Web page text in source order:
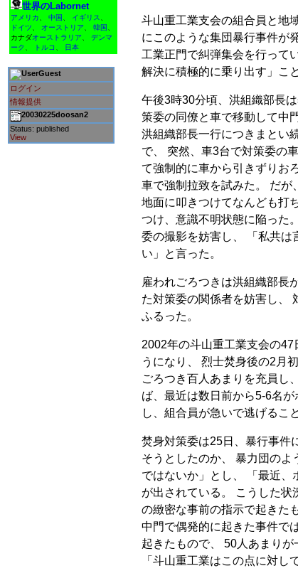
世界のLabornet
アメリカ 中国 イギリス
ドイツ
オーストリア 韓国
カナダオーストラリア
デンマ
ーク
トルコ 日本
Guest
ログイン
情報提供
20030225doosan2
Status: published
View
斗山重工業支会の組合員と地
にこのような集団暴行事件が
工業正門で糾弾集会を行って
解決に積極的に乗り出す」こ
午後3時30分頃、洪組織部長
策委の同僚と車で移動して中
洪組織部長一行につきまとい
で、 突然、車3台で対策委の
て強制的に車から引きずりお
車で強制拉致を試みた。 だ
地面に叩きつけてなんども打
つけ、意識不明状態に陥った
委の撮影を妨害し、 「私共は
い」と言った。
雇われごろつきは洪組織部長
た対策委の関係者を妨害し、
ふるった。
2002年の斗山重工業支会の
うになり、 烈士焚身後の2月
ごろつき百人あまりを充員し
ば、最近は数日前から5-6名
し、組合員が急いで逃げるこ
焚身対策委は25日、暴行事件
そうとしたのか、 暴力団の
ではないか」とし、 「最近
が出されている。 こうした
の緻密な事前の指示で起きた
中門で偶発的に起きた事件で
起きたもので、 50人あまりが
「斗山重工業はこの点に対し